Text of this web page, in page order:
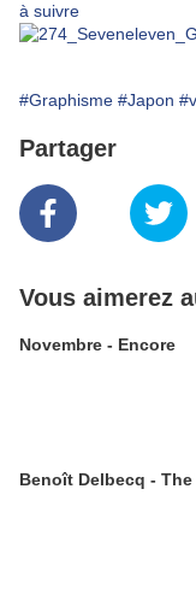
à suivre
#Graphisme #Japon
Partager
Vous aimerez
Novembre - Encore
Benoît Delbecq -